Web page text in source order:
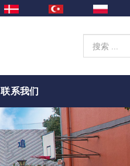
联系我们